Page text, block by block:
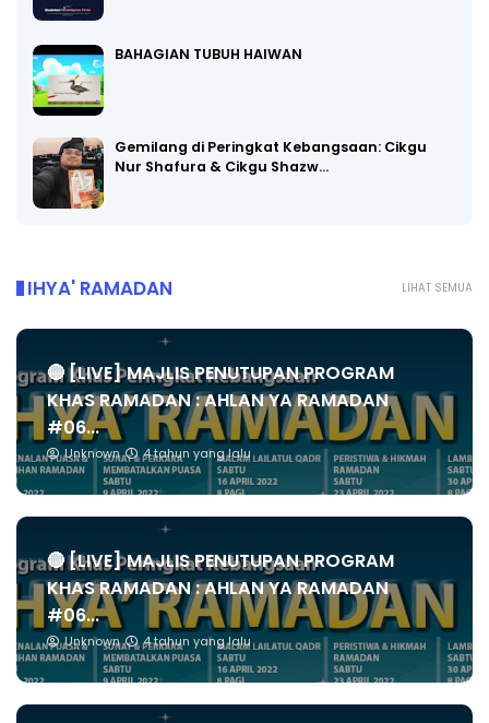
BAHAGIAN TUBUH HAIWAN
Gemilang di Peringkat Kebangsaan: Cikgu
Nur Shafura & Cikgu Shazw…
LIHAT SEMUA
IHYA' RAMADAN
🔴 [LIVE] MAJLIS PENUTUPAN PROGRAM
KHAS RAMADAN : AHLAN YA RAMADAN
#06...
Unknown 4 tahun yang lalu
🔴 [LIVE] MAJLIS PENUTUPAN PROGRAM
KHAS RAMADAN : AHLAN YA RAMADAN
#06...
Unknown 4 tahun yang lalu